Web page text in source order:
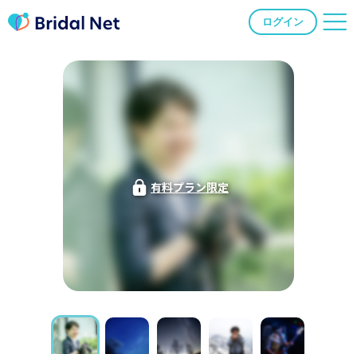
ログイン
有料プラン限定